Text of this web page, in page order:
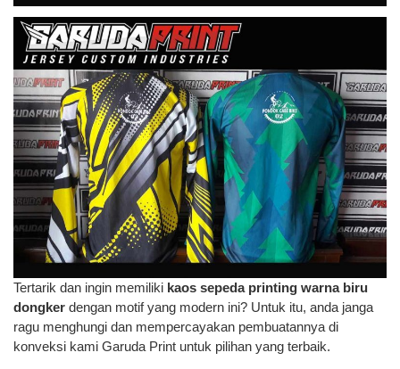
Tertarik dan ingin memiliki kaos sepeda printing warna biru
dongker dengan motif yang modern ini? Untuk itu, anda janga
ragu menghungi dan mempercayakan pembuatannya di
konveksi kami Garuda Print untuk pilihan yang terbaik.